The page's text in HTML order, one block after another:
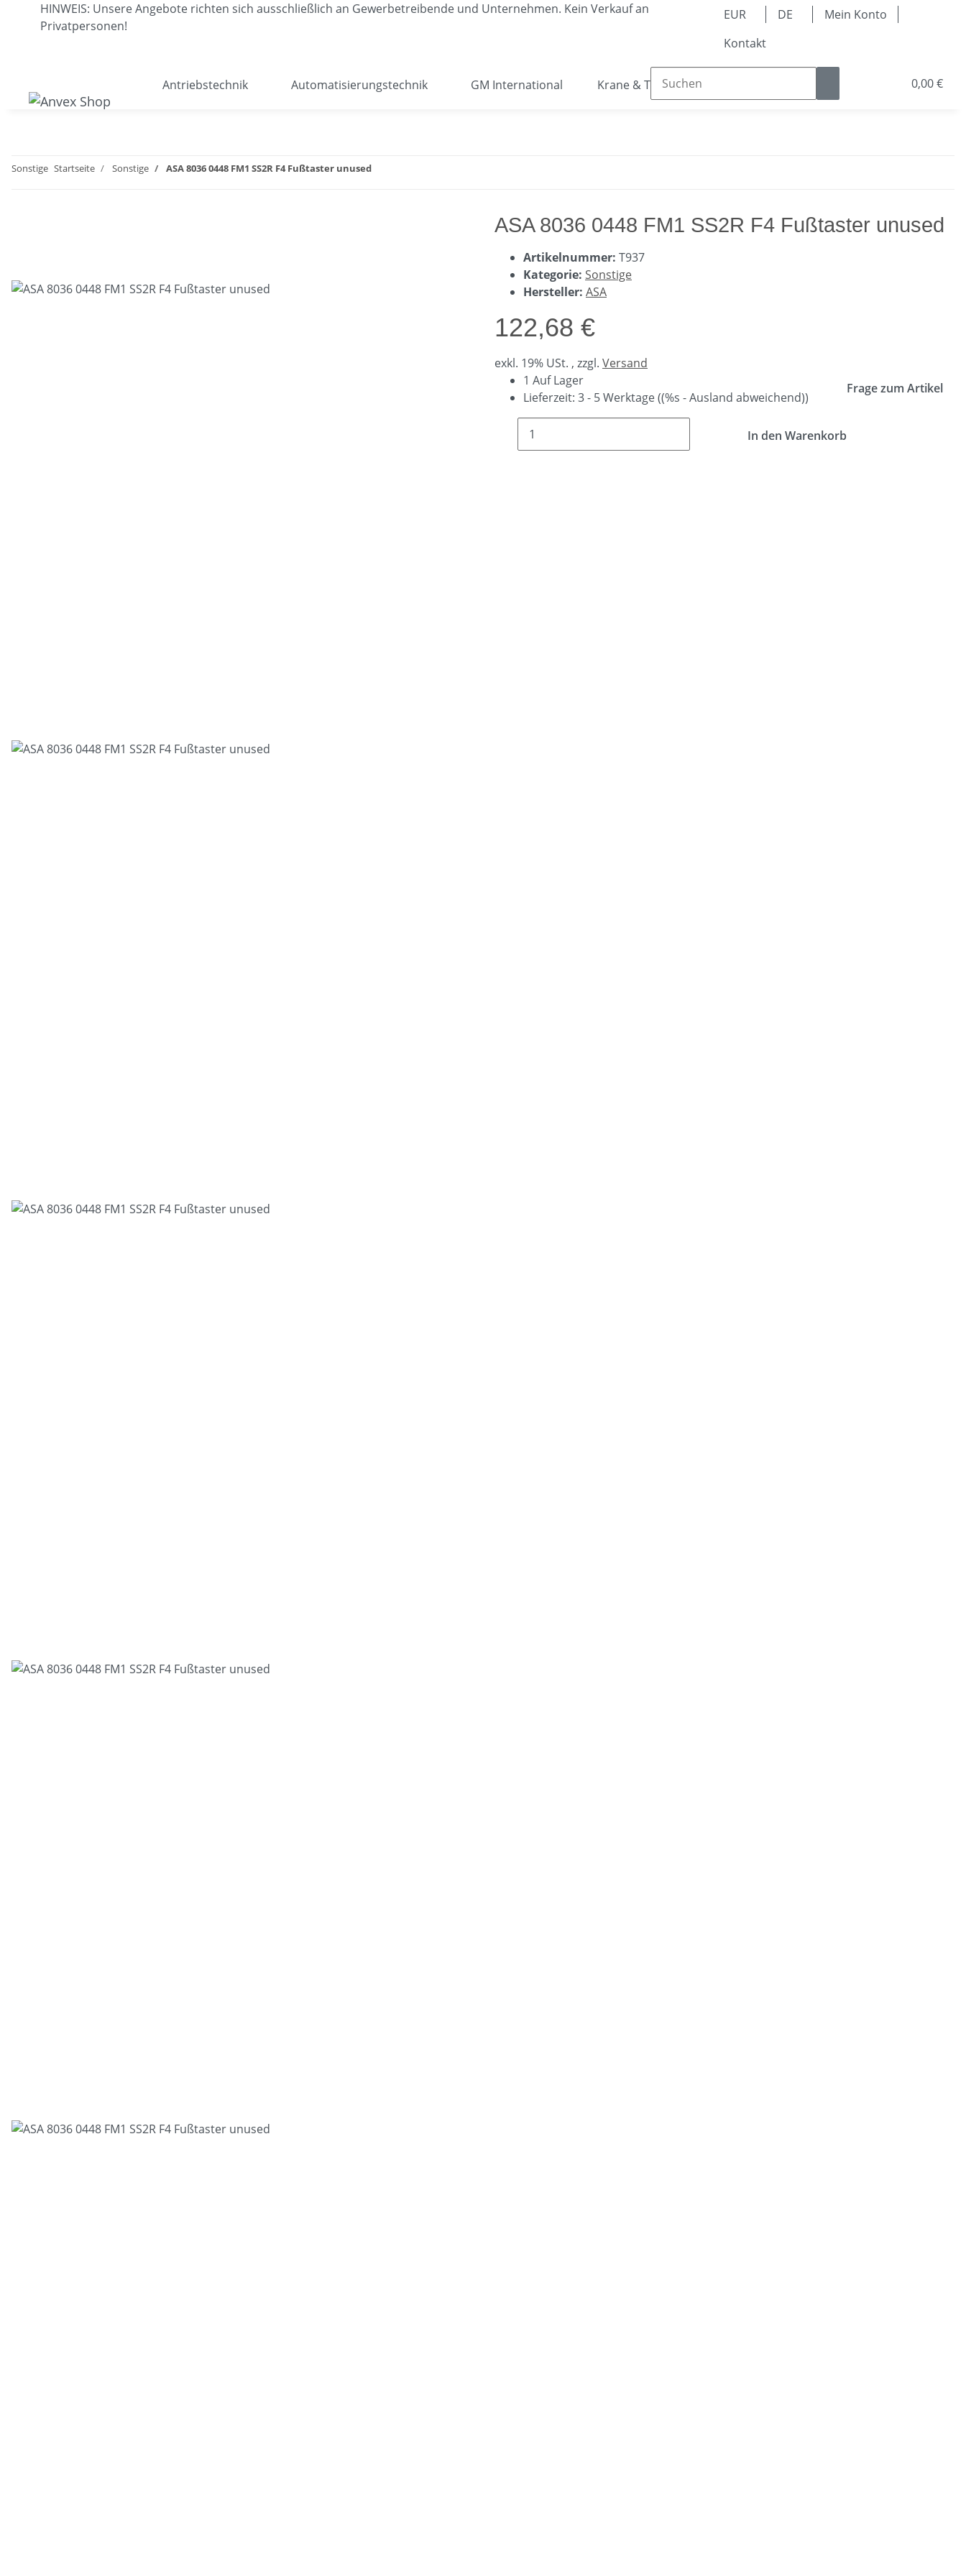
EUR DE
Mein Konto
Kontakt
HINWEIS: Unsere Angebote richten sich ausschließlich an Gewerbetreibende und Unternehmen. Kein Verkauf an
Privatpersonen!
0,00 €
Antriebstechnik Automatisierungstechnik GM International Krane & Teile Pneumatik
Sonstige Startseite Sonstige ASA 8036 0448 FM1 SS2R F4 Fußtaster unused
ASA 8036 0448 FM1 SS2R F4 Fußtaster unused
Artikelnummer: T937
Kategorie: Sonstige
Hersteller: ASA
122,68 €
exkl. 19% USt. , zzgl. Versand
1 Auf Lager
Lieferzeit: 3 - 5 Werktage((%s - Ausland abweichend))
Frage zum Artikel
In den Warenkorb